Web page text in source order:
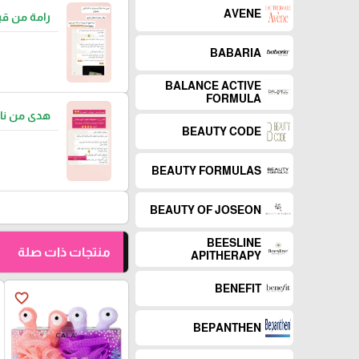
AVENE
BABARIA
BALANCE ACTIVE
FORMULA
BEAUTY CODE
BEAUTY FORMULAS
BEAUTY OF JOSEON
BEESLINE
APITHERAPY
BENEFIT
BEPANTHEN
رامة من
هدى من
منتجات ذات صلة
favorite_border